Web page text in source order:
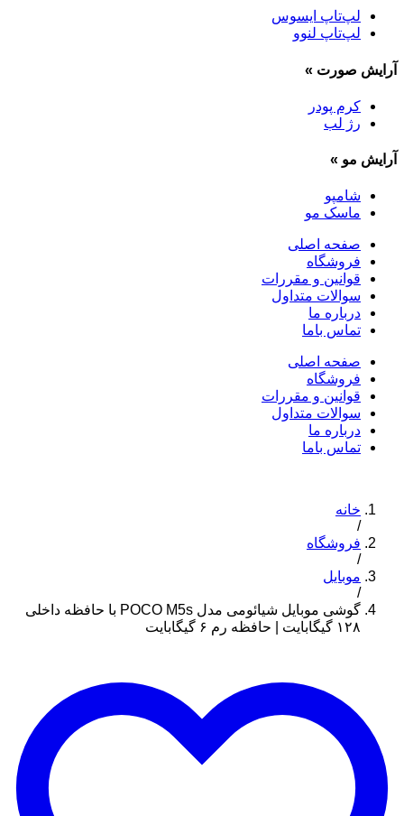
لپ‌تاپ ایسوس
لپ‌تاپ لنوو
آرایش صورت »
کرم پودر
رژ لب
آرایش مو »
شامپو
ماسک مو
صفحه اصلی
فروشگاه
قوانین و مقررات
سوالات متداول
درباره ما
تماس باما
صفحه اصلی
فروشگاه
قوانین و مقررات
سوالات متداول
درباره ما
تماس باما
خانه
/
فروشگاه
/
موبایل
/
گوشی موبایل شیائومی مدل POCO M5s با حافظه داخلی
۱۲۸ گیگابایت | حافظه رم ۶ گیگابایت